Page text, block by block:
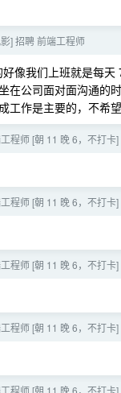
] 招聘 前端工程师
像我们上班就是每天
公司面对面沟通的时
作是主要的，不希
程师 [朝 11 晚 6，不打卡]
程师 [朝 11 晚 6，不打卡]
程师 [朝 11 晚 6，不打卡]
程师 [朝 11 晚 6，不打卡]
程师 [朝 11 晚 6，不打卡]